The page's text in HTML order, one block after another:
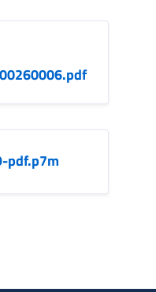
pdf.p7m